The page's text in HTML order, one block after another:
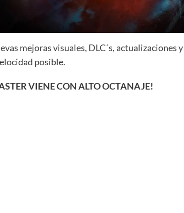
mejoras visuales, DLC´s, actualizaciones
posible.
VIENE CON ALTO OCTANAJE!